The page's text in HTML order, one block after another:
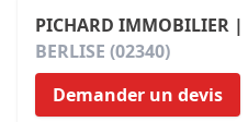
PICHARD IMMOBILIER |
BERLISE (02340)
Demander un devis